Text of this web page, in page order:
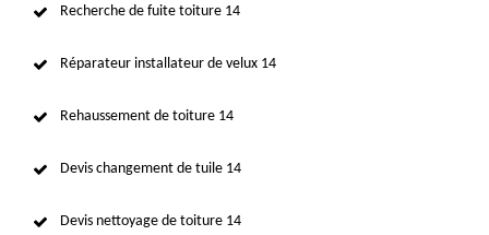
Recherche de fuite toiture 14
Réparateur installateur de velux 14
Rehaussement de toiture 14
Devis changement de tuile 14
Devis nettoyage de toiture 14